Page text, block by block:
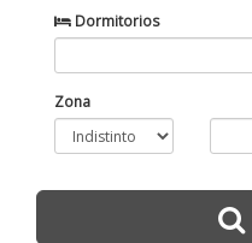
Dormitorios
Zona